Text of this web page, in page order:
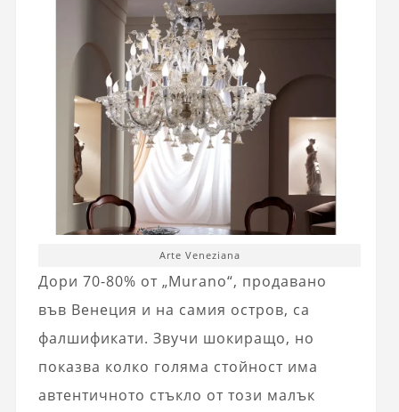
Arte Veneziana
Дори 70-80% от „Murano“, продавано
във Венеция и на самия остров, са
фалшификати. Звучи шокиращо, но
показва колко голяма стойност има
автентичното стъкло от този малък